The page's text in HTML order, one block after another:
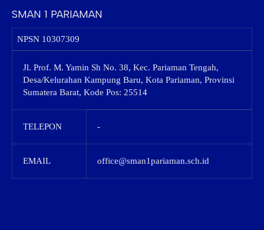
SMAN 1 PARIAMAN
NPSN 10307309
Jl. Prof. M. Yamin Sh No. 38, Kec. Pariaman Tengah,
Desa/Kelurahan Kampung Baru, Kota Pariaman, Provinsi
Sumatera Barat, Kode Pos: 25514
TELEPON -
EMAIL office@sman1pariaman.sch.id